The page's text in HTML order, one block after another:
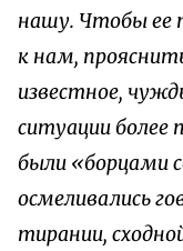
нашу. Чтобы ее
к нам,
известное,
ситуации более
были «борцами
осмеливались
тирании,